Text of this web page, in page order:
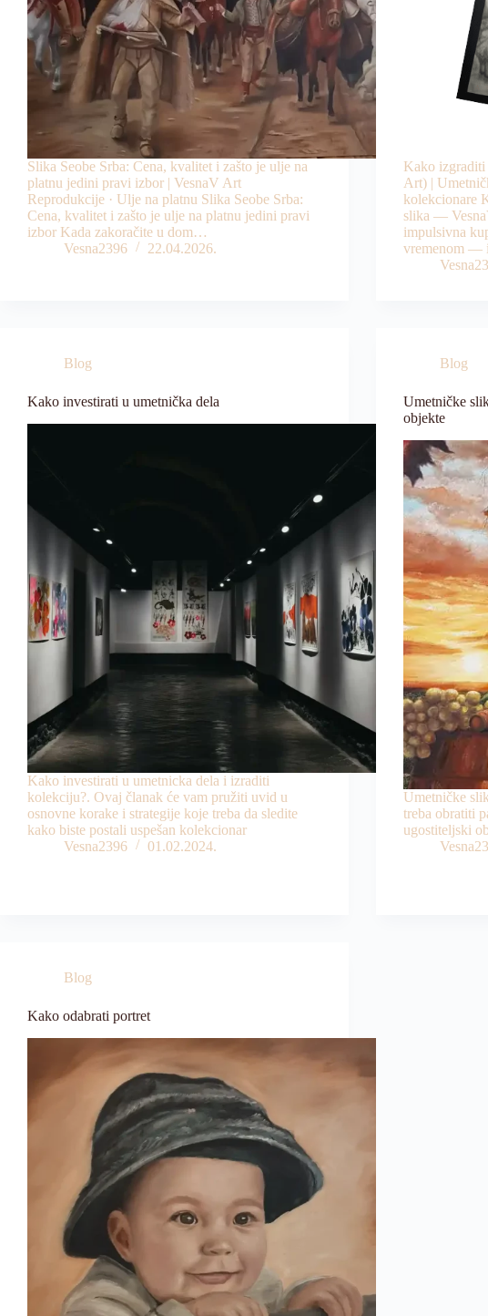
Slika Seobe Srba: Cena, kvalitet i zašto je ulje na
platnu jedini pravi izbor | VesnaV Art
Reprodukcije · Ulje na platnu Slika Seobe Srba:
Cena, kvalitet i zašto je ulje na platnu jedini pravi
izbor Kada zakoračite u dom…
Vesna2396
22.04.2026.
Kako
Art) |
kolekcionare
slika —
impulsivna
vremenom —
Blog
Kako investirati u umetnička dela
Kako investirati u umetnicka dela i izraditi
kolekciju?. Ovaj članak će vam pružiti uvid u
osnovne korake i strategije koje treba da sledite
kako biste postali uspešan kolekcionar
Vesna2396
01.02.2024.
Blog
Umetničke
objekte
Umetničke
treba obratiti
ugostiteljski
Blog
Kako odabrati portret